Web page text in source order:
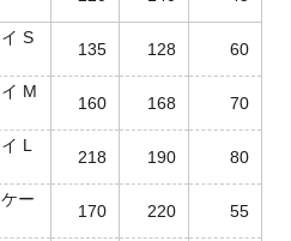
S
135 128 60
M
160 168 70
L
218 190 80
ー
170 220 55